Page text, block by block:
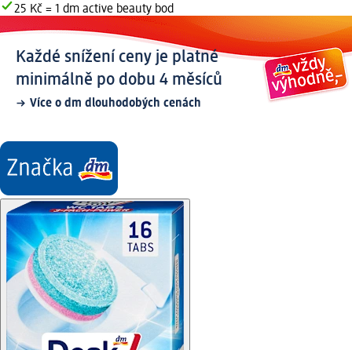
25 Kč = 1 dm active beauty bod
Každé snížení ceny je platné
minimálně po dobu 4 měsíců
Více o dm dlouhodobých cenách